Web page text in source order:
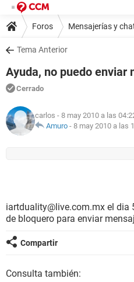
Foros Mensajerías y
Tema Anterior
Ayuda, no puedo enviar
Cerrado
carlos - 8 may 2010 a las
Amuro - 8 may 2010 a las
iartduality@live.com.mx el dia
de bloquero para enviar
Compartir
Consulta también: